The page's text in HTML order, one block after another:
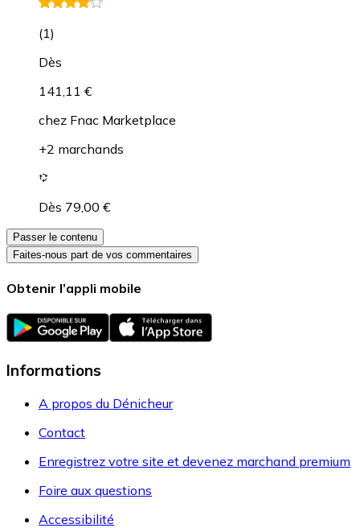
(1)
Dès
141,11 €
chez Fnac Marketplace
+2 marchands
Dès 79,00 €
Passer le contenu
Faites-nous part de vos commentaires
Obtenir l’appli mobile
Informations
A propos du Dénicheur
Contact
Enregistrez votre site et devenez marchand premium
Foire aux questions
Accessibilité